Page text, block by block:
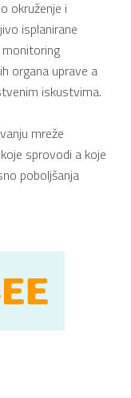
okruženje i
isplanirane
organa uprave a
iskustvima.
mreže
sprovodi a koje
poboljšanja